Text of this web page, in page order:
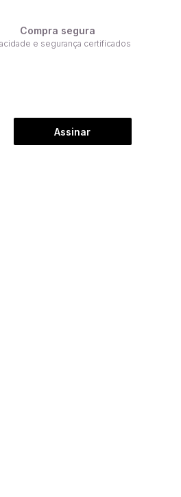
Compra segura
e segurança certificados
Assinar